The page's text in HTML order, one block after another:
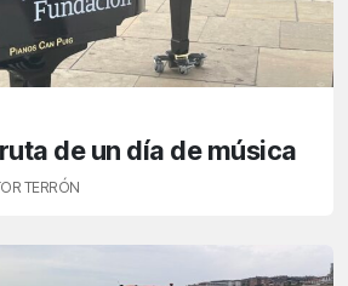
de un día de música
TERRÓN